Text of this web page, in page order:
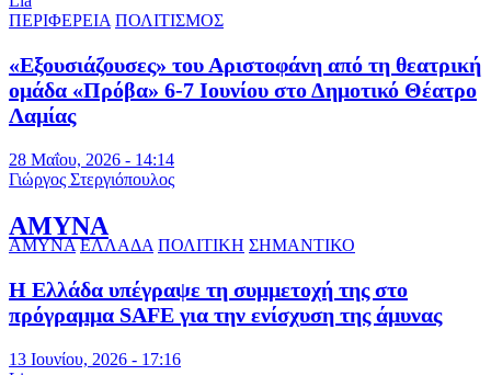
ΠΕΡΙΦΕΡΕΙΑ ΠΟΛΙΤΙΣΜΟΣ
«Εξουσιάζουσες» του Αριστοφάνη από τη θεατρική
ομάδα «Πρόβα» 6-7 Ιουνίου στο Δημοτικό Θέατρο
Λαμίας
28 Μαΐου, 2026 - 14:14
Γιώργος Στεργιόπουλος
ΑΜΥΝΑ
ΑΜΥΝΑ ΕΛΛΑΔΑ ΠΟΛΙΤΙΚΗ ΣΗΜΑΝΤΙΚΟ
Η Ελλάδα υπέγραψε τη συμμετοχή της στο
πρόγραμμα SAFE για την ενίσχυση της άμυνας
13 Ιουνίου, 2026 - 17:16